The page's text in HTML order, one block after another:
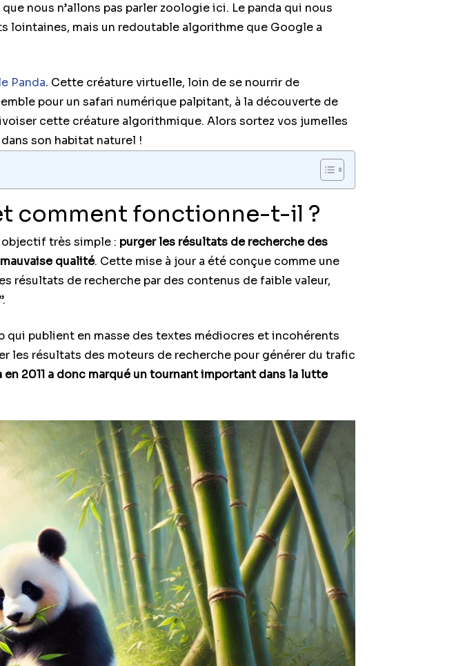
nous n’allons pas parler zoologie ici. Le panda qui nous
lointaines, mais un redoutable algorithme que Google a
Panda. Cette créature virtuelle, loin de se nourrir de
pour un safari numérique palpitant, à la découverte de
cette créature algorithmique. Alors sortez vos jumelles
son habitat naturel !
comment fonctionne-t-il ?
objectif très simple : purger les résultats de recherche des
qualité. Cette mise à jour a été conçue comme une
résultats de recherche par des contenus de faible valeur,
publient en masse des textes médiocres et incohérents
les résultats des moteurs de recherche pour générer du trafic
en 2011 a donc marqué un tournant important dans la lutte